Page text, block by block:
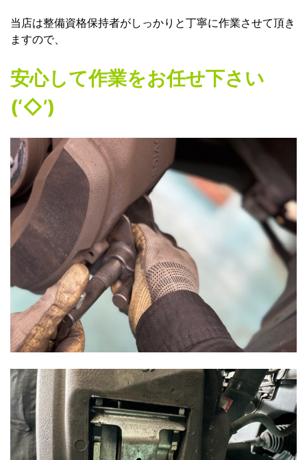
当店は整備資格保持者がしっかりと丁寧に作業させて頂き
ますので、
安心して作業をお任せ下さい
(‘◇’)ゞ